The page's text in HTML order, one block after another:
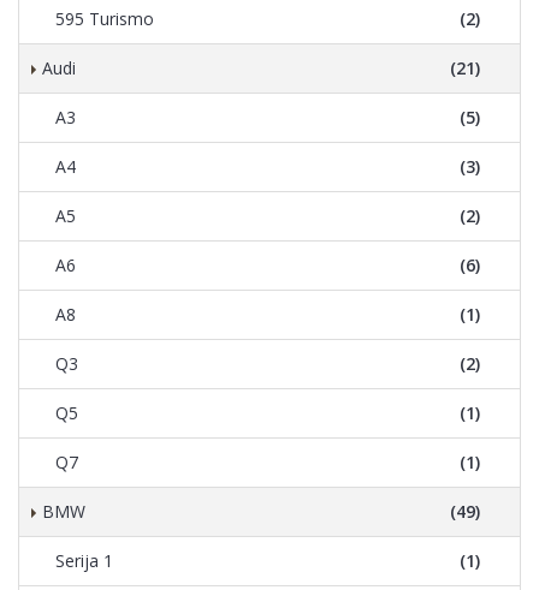
595 Turismo (2)
Audi (21)
A3 (5)
A4 (3)
A5 (2)
A6 (6)
A8 (1)
Q3 (2)
Q5 (1)
Q7 (1)
BMW (49)
Serija 1 (1)